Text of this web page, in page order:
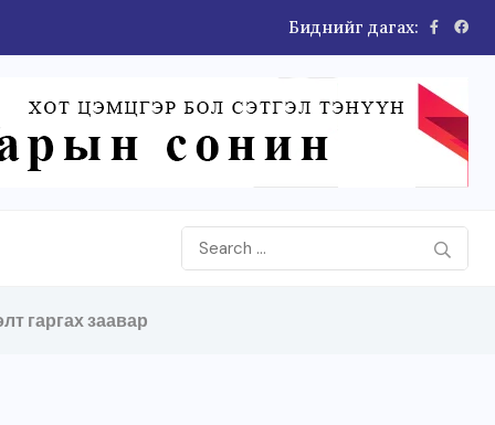
Биднийг дагах:
гаргах заавар